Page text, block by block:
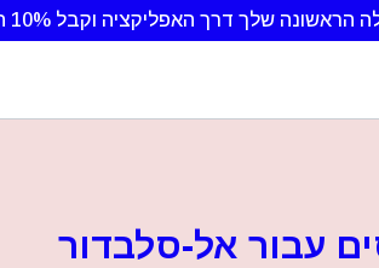
שלך דרך האפליקציה וקבל 10% הנחה.
עבור אל-סלבדור